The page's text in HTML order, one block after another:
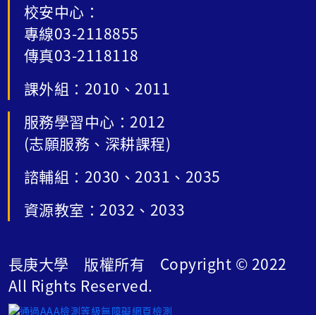
校安中心：
專線03-2118855
傳真03-2118118
課外組：2010、2011
服務學習中心：2012
(志願服務、深耕課程)
諮輔組：2030、2031、2035
資源教室：2032、2033
長庚大學 版權所有 Copyright © 2022
All Rights Reserved.